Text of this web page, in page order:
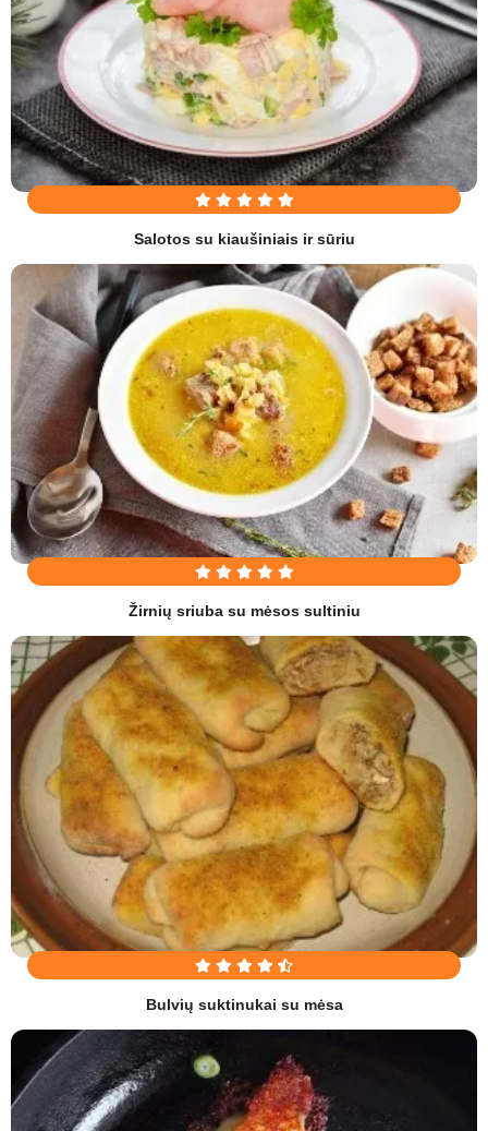
Salotos su kiaušiniais ir sūriu
Žirnių sriuba su mėsos sultiniu
Bulvių suktinukai su mėsa